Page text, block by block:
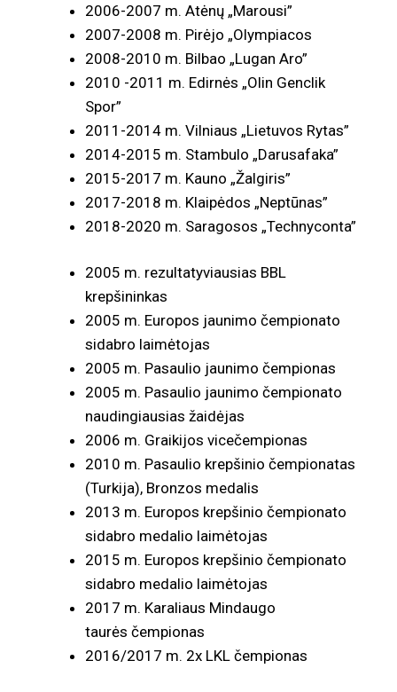
2006-2007 m. Atėnų „Marousi”
2007-2008 m. Pirėjo „Olympiacos
2008-2010 m. Bilbao „Lugan Aro”
2010 -2011 m. Edirnės „Olin Genclik
Spor”
2011-2014 m. Vilniaus „Lietuvos Rytas”
2014-2015 m. Stambulo „Darusafaka”
2015-2017 m. Kauno „Žalgiris”
2017-2018 m. Klaipėdos „Neptūnas”
2018-2020 m. Saragosos „Technyconta”
2005 m. rezultatyviausias BBL
krepšininkas
2005 m. Europos jaunimo čempionato
sidabro laimėtojas
2005 m. Pasaulio jaunimo čempionas
2005 m. Pasaulio jaunimo čempionato
naudingiausias žaidėjas
2006 m. Graikijos vicečempionas
2010 m. Pasaulio krepšinio čempionatas
(Turkija), Bronzos medalis
2013 m. Europos krepšinio čempionato
sidabro medalio laimėtojas
2015 m. Europos krepšinio čempionato
sidabro medalio laimėtojas
2017 m. Karaliaus Mindaugo
taurės čempionas
2016/2017 m. 2x LKL čempionas